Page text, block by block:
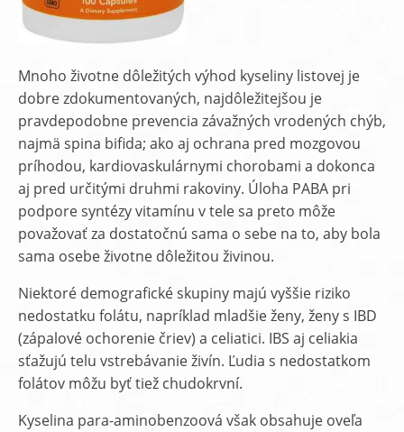
Mnoho životne dôležitých výhod kyseliny listovej je
dobre zdokumentovaných, najdôležitejšou je
pravdepodobne prevencia závažných vrodených chýb,
najmä spina bifida; ako aj ochrana pred mozgovou
príhodou, kardiovaskulárnymi chorobami a dokonca
aj pred určitými druhmi rakoviny. Úloha PABA pri
podpore syntézy vitamínu v tele sa preto môže
považovať za dostatočnú sama o sebe na to, aby bola
sama osebe životne dôležitou živinou.
Niektoré demografické skupiny majú vyššie riziko
nedostatku folátu, napríklad mladšie ženy, ženy s IBD
(zápalové ochorenie čriev) a celiatici. IBS aj celiakia
sťažujú telu vstrebávanie živín. Ľudia s nedostatkom
folátov môžu byť tiež chudokrvní.
Kyselina para-aminobenzoová však obsahuje oveľa